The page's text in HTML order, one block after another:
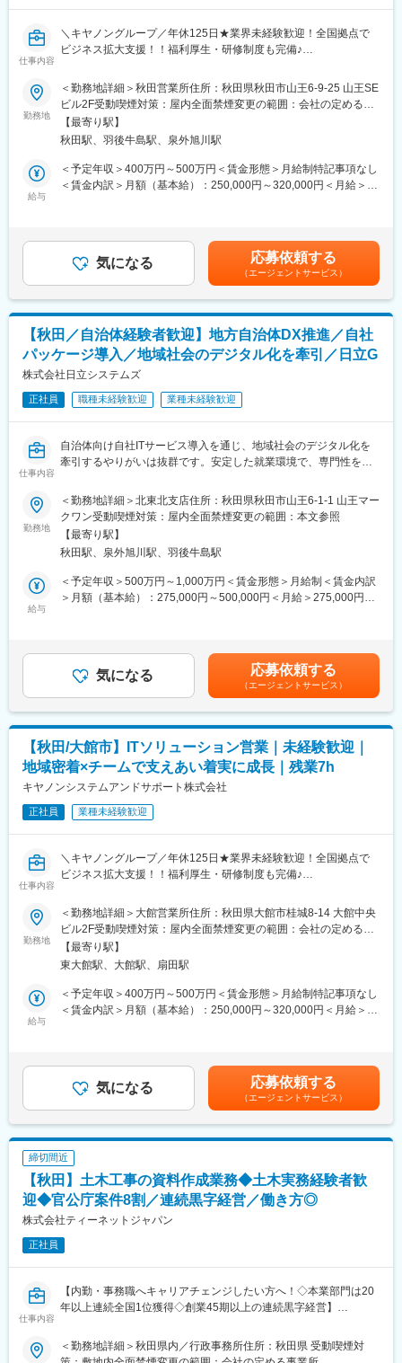
■当社について：
当社は2009年3月に設立し、業務効率向上に有用なシステムコン
サルティングサービスを提供しています。
継続しており、当該システムは全国で利用されています。
高度化する多方面の技術やクラウド化などへの対応が求められて
おり、今回増員で募集することとなりました。
仕事内容
＼キヤノングループ／年休125日★業界未経験歓迎！全国拠点で
ビジネス拡大支援！！福利厚生・研修制度も完備♪
■職務内容:
キヤノン製オフィス機器やIT製品の提案を通じて、企業が抱えるIT
に関する課題解決支援を行っていただきます。テレワーク導入や
業務効率化、DX推進など様々な課題を抱えている企業はまだまだ
多いです。顧客に対して最適な課題解決のためのソリューション
提案をお任せします。専門知識が求められる場面では、社内の専
門部署にて技術的なサポートを行いますので、IT関連製品の経験
・基幹ソフトウェア
・セキュリティシステム
せします。まずは中小企業様向けの既存営業を中心にお任せする
予定です。
■教育体制：
IT未経験の方でも安心して業務に取り組んでいただけるよう、入
社後の育成体制を整えております。入社後、ITに関する基礎知識
と商材学習の研修機会や、キャリア入社者向けのフォローアップ
研修もあります。配属後も先輩社員やチーム全体でしっかりフォ
ローし、入社後も継続的に成長を支援しておりますので安心して
働ける環境です。
■社内の雰囲気：
る営業スタイルです。個人で成果を追うのではなく、チームで支
え合いながらお客様への価値提供に繋げていきます。そのために
も、チームプレイの精神やお客様とのコミュニケーションを大切
にできるメンバーが多く集まっています。
目標を年初に上司と面談をしたうえで設定します。目標に対して
どの程度達成できたかにより評価が決まります。
・企業や店舗の決裁者との接点も多く、会話を通して豊富な知識
を得ることが可能です！
■福利厚生の魅力：
年1回5日間付与されるマイバカンス休暇や5年毎に休暇と金一封
が支給されるリフレッシュ休暇などの制度も充実。特別休暇や
GW・年末年始休暇と組み合わせて更に長期休暇取得も可能です。
変更の範囲：会社の定める業務
勤務地
＜勤務地詳細＞秋田営業所住所：秋田県秋田市山王6-9-25 山王SE
ビル2F受動喫煙対策：屋内全面禁煙変更の範囲：会社の定める事
業所（リモートワーク含む）
【最寄り駅】
秋田駅、羽後牛島駅、泉外旭川駅
給与
＜予定年収＞400万円～500万円＜賃金形態＞月給制特記事項なし
＜賃金内訳＞月額（基本給）：250,000円～320,000円＜月給＞
12月）賃金はあくまでも目安の金額であり、選考を通じて上下す
る可能性があります。月給(月額)は固定手当を含めた表記です。
気になる 応募依頼する
（エージェントサービス）
【秋田／自治体経験者歓迎】地方自治体DX推進／自社
パッケージ導入／地域社会のデジタル化を牽引／日立G
株式会社日立システムズ
正社員 職種未経験歓迎 業種未経験歓迎
仕事内容
自治体向け自社ITサービス導入を通じ、地域社会のデジタル化を
牽引するやりがいは抜群です。安定した就業環境で、専門性を磨
※自治体出身の方はIT経験が無くても大丈夫です。社内研修・育成
プログラムが充実しており、入社後にキャッチアップ可能です。
■業務内容：ご希望に基づき、いずれかをお任せします。
（1）自治体ソリューションパッケージ「ADWORLD」
「CYDEEN」の導入
ADWORLDでは住民税や国民保険等各モジュールのプロフェッシ
systems.com/ind/adworld/index.html
CYDEENは公共事業のライフサイクルをトータルサポートするパ
ッケージです。公共調達、保全業務等各モジュールのプロフェッ
・社会・公共ソリューションCYDEEN：https://www.hitachi-
systems.com/solution/br/cydeen/
（2）UiPath等RPA企画から構築・保守
（3）県、外郭団体へのネットワーク・サーバの導入や運用保守
運用保守だけではなくお客様のニーズをキャッチし、ゆくゆくは
新規提案もお任せします。
■配属組織：東北公共システム本部
東北支社（仙台市）及び北東北支店（秋田市）を拠点に東北地区
の市町村、県・外郭団体へ向けデジタル化へのニーズに沿った情
は50名所属）
官庁、自治体のお客様に対するサービス及びその地域住民へのサ
ービスを提供しているという社会貢献度の高さが魅力で、経験を
積むことで実生活にも役立ちます。秋田を拠点に仕事をしたい方
■はたらき方/環境
・リモートワークを推進し、平均出社率は3割程度を実現
・女性の役職者率が41.5％と高く、多様なキャリアを形成可能
変更の範囲：会社の定める業務
勤務地
＜勤務地詳細＞北東北支店住所：秋田県秋田市山王6-1-1 山王マー
クワン受動喫煙対策：屋内全面禁煙変更の範囲：本文参照
【最寄り駅】
秋田駅、泉外旭川駅、羽後牛島駅
給与
＜予定年収＞500万円～1,000万円＜賃金形態＞月給制＜賃金内訳
＞月額（基本給）：275,000円～500,000円＜月給＞275,000円～
以上主任・技師：600万円以上管理職：1,000万円以上賃金はあく
までも目安の金額であり、選考を通じて上下する可能性がありま
す。月給(月額)は固定手当を含めた表記です。
気になる 応募依頼する
（エージェントサービス）
【秋田/大館市】ITソリューション営業｜未経験歓迎｜
地域密着×チームで支えあい着実に成長｜残業7h
キヤノンシステムアンドサポート株式会社
正社員 業種未経験歓迎
仕事内容
＼キヤノングループ／年休125日★業界未経験歓迎！全国拠点で
ビジネス拡大支援！！福利厚生・研修制度も完備♪
■職務内容:
キヤノン製オフィス機器やIT製品の提案を通じて、企業が抱えるIT
に関する課題解決支援を行っていただきます。テレワーク導入や
業務効率化、DX推進など様々な課題を抱えている企業はまだまだ
多いです。顧客に対して最適な課題解決のためのソリューション
提案をお任せします。専門知識が求められる場面では、社内の専
門部署にて技術的なサポートを行いますので、IT関連製品の経験
・基幹ソフトウェア
・セキュリティシステム
せします。まずは中小企業様向けの既存営業を中心にお任せする
予定です。
■教育体制：
IT未経験の方でも安心して業務に取り組んでいただけるよう、入
社後の育成体制を整えております。入社後、ITに関する基礎知識
■社内の雰囲気：
当社の営業職は、お客様の課題に寄り添いながら解決策を提案す
え合いながらお客様への価値提供に繋げていきます。そのために
も、チームプレイの精神やお客様とのコミュニケーションを大切
勤務地
＜勤務地詳細＞大館営業所住所：秋田県大館市桂城8-14 大館中央
ビル2F受動喫煙対策：屋内全面禁煙変更の範囲：会社の定める事
業所（リモートワーク含む）
【最寄り駅】
東大館駅、大館駅、扇田駅
給与
＜予定年収＞400万円～500万円＜賃金形態＞月給制特記事項なし
＜賃金内訳＞月額（基本給）：250,000円～320,000円＜月給＞
12月）賃金はあくまでも目安の金額であり、選考を通じて上下す
る可能性があります。月給(月額)は固定手当を含めた表記です。
気になる 応募依頼する
（エージェントサービス）
締切間近
【秋田】土木工事の資料作成業務◆土木実務経験者歓
迎◆官公庁案件8割／連続黒字経営／働き方◎
株式会社ティーネットジャパン
正社員
仕事内容
【内勤・事務職へキャリアチェンジしたい方へ！◇本業部門は20
年以上連続全国1位獲得◇創業45期以上の連続黒字経営】
■業務概要：
発注者支援業務（国土交通省や地方自治体等の官公庁が発注する
＜勤務地詳細＞秋田県内／行政事務所住所：秋田県 受動喫煙対